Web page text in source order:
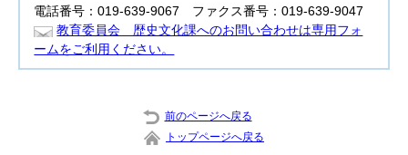
電話番号：019-639-9067 ファクス番号：019-639-9047
教育委員会 歴史文化課へのお問い合わせは専用フォ
ームをご利用ください。
前のページへ戻る
トップページへ戻る